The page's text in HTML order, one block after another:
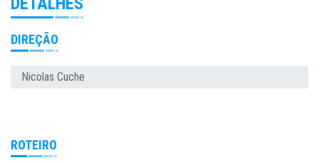
DIREÇÃO
Nicolas Cuche
ROTEIRO